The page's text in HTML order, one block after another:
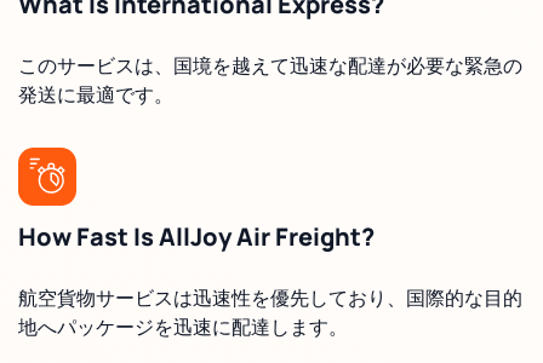
このサービスは、国境を越えて迅速な配達が必要な緊急の
発送に最適です。
How Fast Is AllJoy Air Freight?
航空貨物サービスは迅速性を優先しており、国際的な目的
地へパッケージを迅速に配達します。